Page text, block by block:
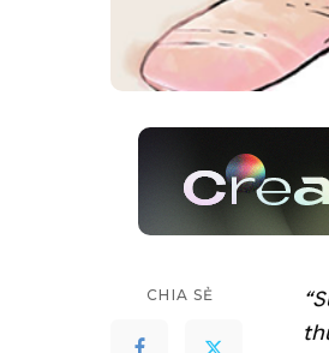
CHIA SẺ